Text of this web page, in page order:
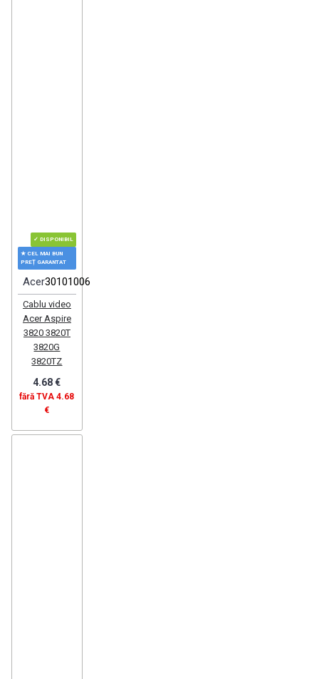
✓ DISPONIBIL
★ CEL MAI BUN
PREȚ GARANTAT
Acer30101006
Cablu video
Acer Aspire
3820 3820T
3820G
3820TZ
4.68 €
fără TVA 4.68
€